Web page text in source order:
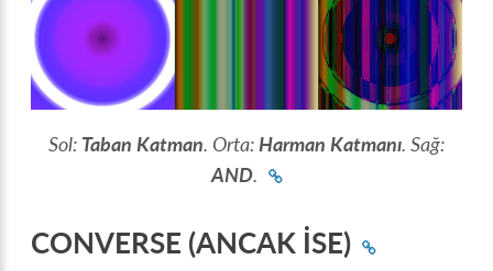
Sol: Taban Katman. Orta: Harman Katmanı. Sağ:
AND.
CONVERSE (ANCAK İSE)